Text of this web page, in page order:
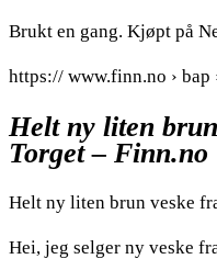
Brukt en gang. Kjøpt på
https:// www.finn.no › bap
Helt ny liten
Torget – Finn.no
Helt ny liten brun veske
Hei, jeg selger ny veske